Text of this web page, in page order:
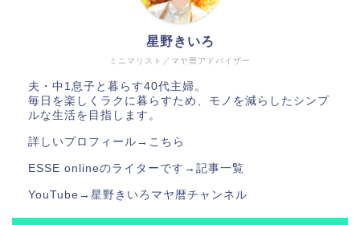
ミニマリスト／マヤ暦アドバイザー
星野きいろ
夫・中1息子と暮らす40代主婦。
毎日を楽しくラクに暮らすため、モノを減らしたシンプ
ルな生活を目指します。
詳しいプロフィール→ こちら
ESSE onlineのライターです→ 記事一覧
YouTube→ 星野きいろマヤ暦チャンネル